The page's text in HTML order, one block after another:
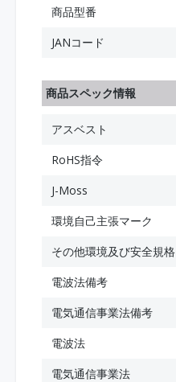
商品型番
JANコード
商品スペック情報
アスベスト
RoHS指令
J-Moss
環境自己主張マーク
その他環境及び安全規格
電波法備考
電気通信事業法備考
電波法
電気通信事業法